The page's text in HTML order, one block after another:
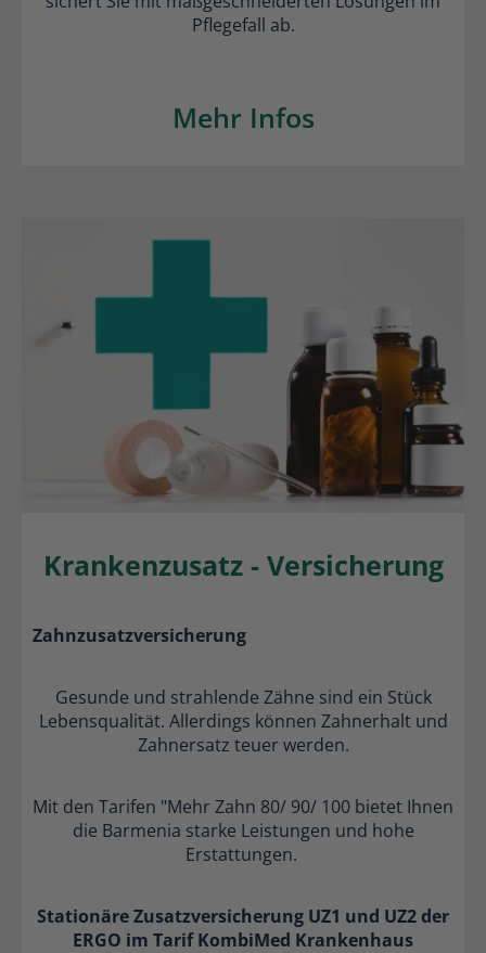
Pflegefall ab.
Mehr Infos
Krankenzusatz - Versicherung
Zahnzusatzversicherung
Gesunde und strahlende Zähne sind ein Stück
Lebensqualität. Allerdings können Zahnerhalt und
Zahnersatz teuer werden.
Mit den Tarifen "Mehr Zahn 80/ 90/ 100 bietet Ihnen
die Barmenia starke Leistungen und hohe
Erstattungen.
Stationäre Zusatzversicherung UZ1 und UZ2 der
ERGO im Tarif KombiMed Krankenhaus